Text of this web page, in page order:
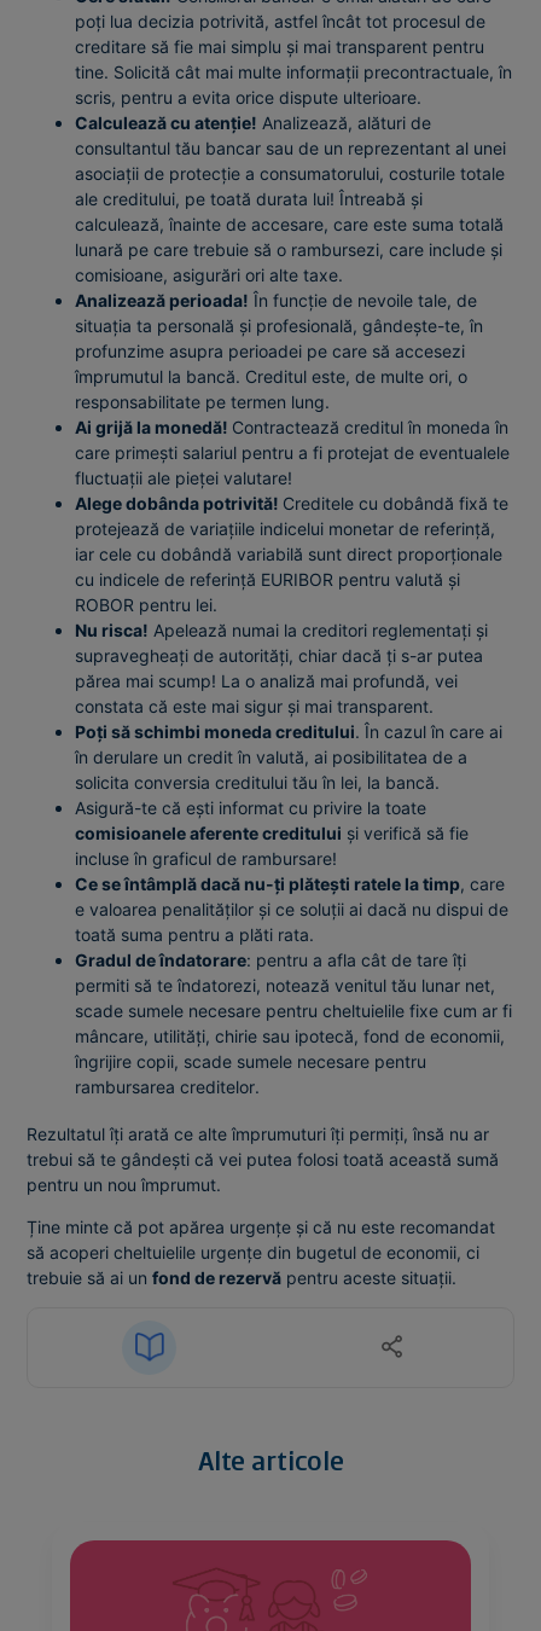
poți lua decizia potrivită, astfel încât tot procesul de
creditare să fie mai simplu și mai transparent pentru
tine. Solicită cât mai multe informații precontractuale, în
scris, pentru a evita orice dispute ulterioare.
Calculează cu atenție! Analizează, alături de
consultantul tău bancar sau de un reprezentant al unei
asociații de protecție a consumatorului, costurile totale
ale creditului, pe toată durata lui! Întreabă și
calculează, înainte de accesare, care este suma totală
lunară pe care trebuie să o rambursezi, care include și
comisioane, asigurări ori alte taxe.
Analizează perioada! În funcție de nevoile tale, de
situația ta personală și profesională, gândește-te, în
profunzime asupra perioadei pe care să accesezi
împrumutul la bancă. Creditul este, de multe ori, o
responsabilitate pe termen lung.
Ai grijă la monedă! Contractează creditul în moneda în
care primești salariul pentru a fi protejat de eventualele
fluctuații ale pieței valutare!
Alege dobânda potrivită! Creditele cu dobândă fixă te
protejează de variațiile indicelui monetar de referință,
iar cele cu dobândă variabilă sunt direct proporționale
cu indicele de referință EURIBOR pentru valută și
ROBOR pentru lei.
Nu risca! Apelează numai la creditori reglementați și
supravegheați de autorități, chiar dacă ți s-ar putea
părea mai scump! La o analiză mai profundă, vei
constata că este mai sigur și mai transparent.
Poți să schimbi moneda creditului. În cazul în care ai
în derulare un credit în valută, ai posibilitatea de a
solicita conversia creditului tău în lei, la bancă.
Asigură-te că ești informat cu privire la toate
comisioanele aferente creditului și verifică să fie
incluse în graficul de rambursare!
Ce se întâmplă dacă nu-ți plătești ratele la timp, care
e valoarea penalităților și ce soluții ai dacă nu dispui de
toată suma pentru a plăti rata.
Gradul de îndatorare: pentru a afla cât de tare îți
permiti să te îndatorezi, notează venitul tău lunar net,
scade sumele necesare pentru cheltuielile fixe cum ar fi
mâncare, utilități, chirie sau ipotecă, fond de economii,
îngrijire copii, scade sumele necesare pentru
rambursarea creditelor.
Rezultatul îți arată ce alte împrumuturi îți permiți, însă nu ar
trebui să te gândești că vei putea folosi toată această sumă
pentru un nou împrumut.
Ține minte că pot apărea urgențe și că nu este recomandat
să acoperi cheltuielile urgențe din bugetul de economii, ci
trebuie să ai unfond de rezervă pentru aceste situații.
Alte articole